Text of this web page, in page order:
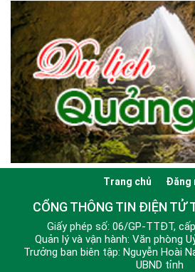
Trang chủ Đăng
CỔNG THÔNG TIN ĐIỆN TỬ
Giấy phép số: 06/GP-TTĐT,
Quản lý và vận hành: Văn phòng
Trưởng ban biên tập: Nguyễn Hoài
UBND tỉnh